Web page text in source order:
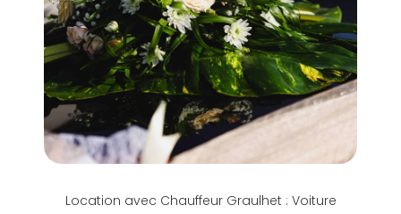
Location avec Chauffeur Graulhet : Voiture